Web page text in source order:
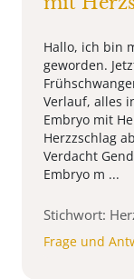
Hallo, ich bin
geworden.
Verlauf, alles
Embryo mit
Herzzschlag
Verdacht
Embryo m ...
Stichwort:
Frage und